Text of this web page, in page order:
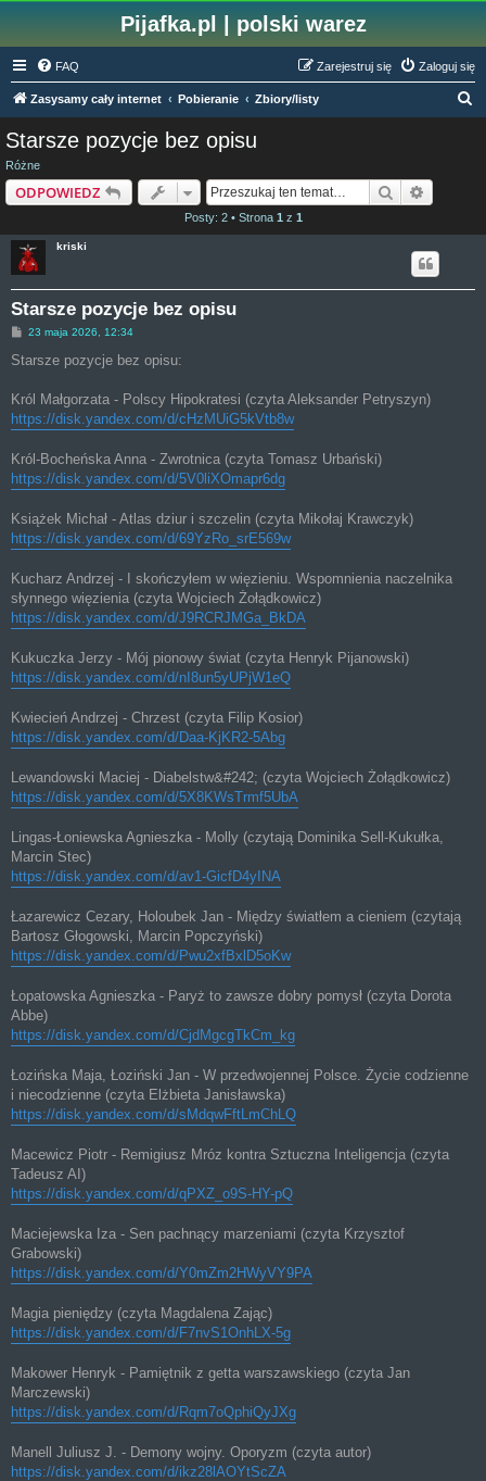
Pijafka.pl | polski warez
FAQ Zaloguj się
Zarejestruj się
Zasysamy cały internet Pobieranie Zbiory/listy
Starsze pozycje bez opisu
Różne
ODPOWIEDZ Szukaj
Posty: 2 • Strona 1 z 1
kriski
Starsze pozycje bez opisu
P
s
23 maja 2026, 12:34
Starsze pozycje bez opisu:
Król Małgorzata - Polscy Hipokratesi (czyta Aleksander Petryszyn)
https://disk.yandex.com/d/cHzMUiG5kVtb8w
Król-Bocheńska Anna - Zwrotnica (czyta Tomasz Urbański)
https://disk.yandex.com/d/5V0liXOmapr6dg
Książek Michał - Atlas dziur i szczelin (czyta Mikołaj Krawczyk)
https://disk.yandex.com/d/69YzRo_srE569w
Kucharz Andrzej - I skończyłem w więzieniu. Wspomnienia naczelnika
słynnego więzienia (czyta Wojciech Żołądkowicz)
https://disk.yandex.com/d/J9RCRJMGa_BkDA
Kukuczka Jerzy - Mój pionowy świat (czyta Henryk Pijanowski)
https://disk.yandex.com/d/nI8un5yUPjW1eQ
Kwiecień Andrzej - Chrzest (czyta Filip Kosior)
https://disk.yandex.com/d/Daa-KjKR2-5Abg
Lewandowski Maciej - Diabelstw&#242; (czyta Wojciech Żołądkowicz)
https://disk.yandex.com/d/5X8KWsTrmf5UbA
Lingas-Łoniewska Agnieszka - Molly (czytają Dominika Sell-Kukułka,
Marcin Stec)
https://disk.yandex.com/d/av1-GicfD4yINA
Łazarewicz Cezary, Holoubek Jan - Między światłem a cieniem (czytają
Bartosz Głogowski, Marcin Popczyński)
https://disk.yandex.com/d/Pwu2xfBxlD5oKw
Łopatowska Agnieszka - Paryż to zawsze dobry pomysł (czyta Dorota
Abbe)
https://disk.yandex.com/d/CjdMgcgTkCm_kg
Łozińska Maja, Łoziński Jan - W przedwojennej Polsce. Życie codzienne
i niecodzienne (czyta Elżbieta Janisławska)
https://disk.yandex.com/d/sMdqwFftLmChLQ
Macewicz Piotr - Remigiusz Mróz kontra Sztuczna Inteligencja (czyta
Tadeusz AI)
https://disk.yandex.com/d/qPXZ_o9S-HY-pQ
Maciejewska Iza - Sen pachnący marzeniami (czyta Krzysztof
Grabowski)
https://disk.yandex.com/d/Y0mZm2HWyVY9PA
Magia pieniędzy (czyta Magdalena Zając)
https://disk.yandex.com/d/F7nvS1OnhLX-5g
Makower Henryk - Pamiętnik z getta warszawskiego (czyta Jan
Marczewski)
https://disk.yandex.com/d/Rqm7oQphiQyJXg
Manell Juliusz J. - Demony wojny. Oporyzm (czyta autor)
https://disk.yandex.com/d/ikz28lAOYtScZA